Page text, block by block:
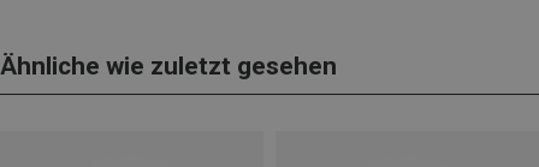
Ähnliche wie zuletzt gesehen